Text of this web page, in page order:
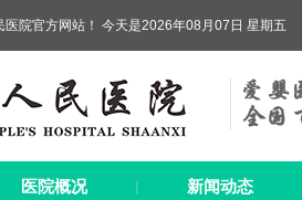
院官方网站！ 今天是2026年08月07日 星期五
医院概况 新闻动态